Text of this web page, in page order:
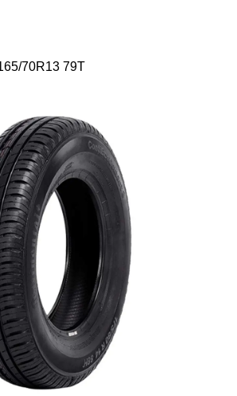
70R13 79T